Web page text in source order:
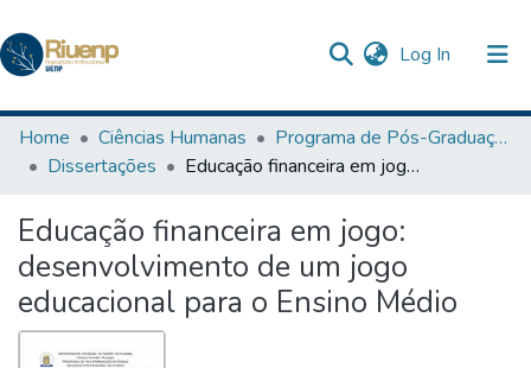
Log In (current)
Communities & Collections
Browse DSpace
Statistics
Home Ciências Humanas
Programa de Pós-Graduação em Ensino
Dissertações
Educação financeira em jogo: desenvolvimento de um jogo educacional para o Ensino Médio
Educação financeira em jogo:
desenvolvimento de um jogo
educacional para o Ensino Médio